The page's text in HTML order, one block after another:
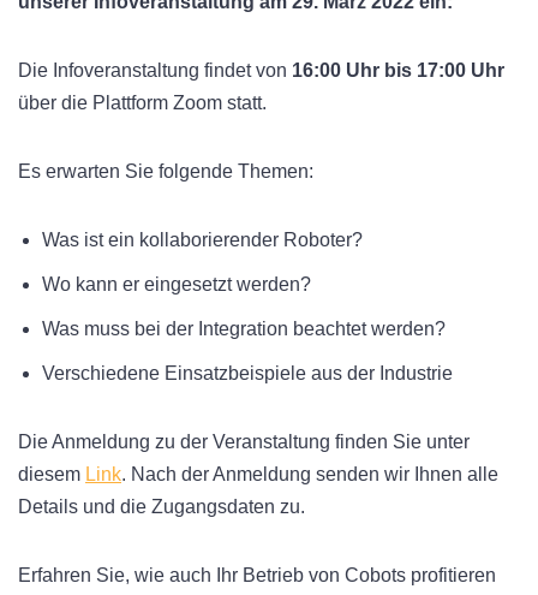
Die Infoveranstaltung findet von 16:00 Uhr bis 17:00 Uhr
über die Plattform Zoom statt.
Es erwarten Sie folgende Themen:
Was ist ein kollaborierender Roboter?
Wo kann er eingesetzt werden?
Was muss bei der Integration beachtet werden?
Verschiedene Einsatzbeispiele aus der Industrie
Die Anmeldung zu der Veranstaltung finden Sie unter
diesem Link. Nach der Anmeldung senden wir Ihnen alle
Details und die Zugangsdaten zu.
Erfahren Sie, wie auch Ihr Betrieb von Cobots profitieren